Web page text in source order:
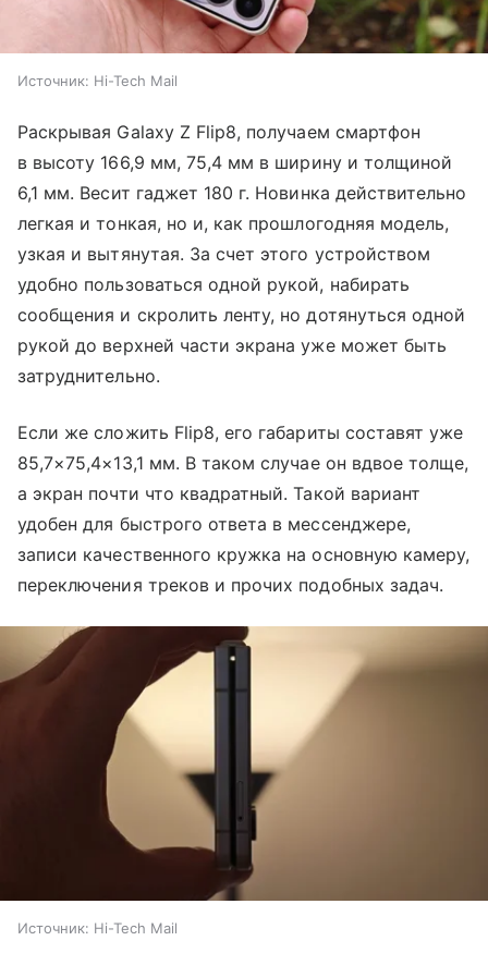
Источник: Hi-Tech Mail
Раскрывая Galaxy Z Flip8, получаем смартфон
в высоту 166,9 мм, 75,4 мм в ширину и толщиной
6,1 мм. Весит гаджет 180 г. Новинка действительно
легкая и тонкая, но и, как прошлогодняя модель,
узкая и вытянутая. За счет этого устройством
удобно пользоваться одной рукой, набирать
сообщения и скролить ленту, но дотянуться одной
рукой до верхней части экрана уже может быть
затруднительно.
Если же сложить Flip8, его габариты составят уже
85,7×75,4×13,1 мм. В таком случае он вдвое толще,
а экран почти что квадратный. Такой вариант
удобен для быстрого ответа в мессенджере,
записи качественного кружка на основную камеру,
переключения треков и прочих подобных задач.
Источник: Hi-Tech Mail